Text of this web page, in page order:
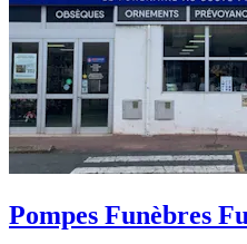
Pompes Funèbres